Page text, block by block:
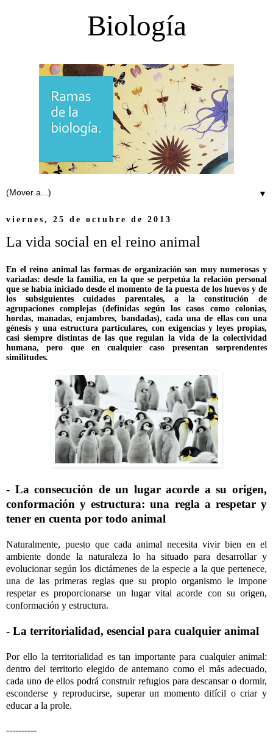
Biología
▼
viernes, 25 de octubre de 2013
La vida social en el reino animal
En el reino animal las formas de organización son muy numerosas y
variadas: desde la familia, en la que se perpetúa la relación personal
que se había iniciado desde el momento de la puesta de los huevos y de
los subsiguientes cuidados parentales, a la constitución de
agrupaciones complejas (definidas según los casos como colonias,
hordas, manadas, enjambres, bandadas), cada una de ellas con una
génesis y una estructura particulares, con exigencias y leyes propias,
casi siempre distintas de las que regulan la vida de la colectividad
humana, pero que en cualquier caso presentan sorprendentes
similitudes.
- La consecución de un lugar acorde a su origen,
conformación y estructura: una regla a respetar y
tener en cuenta por todo animal
Naturalmente, puesto que cada animal necesita vivir bien en el
ambiente donde la naturaleza lo ha situado para desarrollar y
evolucionar según los dictámenes de la especie a la que pertenece,
una de las primeras reglas que su propio organismo le impone
respetar es proporcionarse un lugar vital acorde con su origen,
conformación y estructura.
- La territorialidad, esencial para cualquier animal
Por ello la territorialidad es tan importante para cualquier animal:
dentro del territorio elegido de antemano como el más adecuado,
cada uno de ellos podrá construir refugios para descansar o dormir,
esconderse y reproducirse, superar un momento difícil o criar y
educar a la prole.
----------